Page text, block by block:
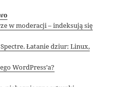
w moderacji – indeksują się
Łatanie dziur: Linux,
WordPress’a?